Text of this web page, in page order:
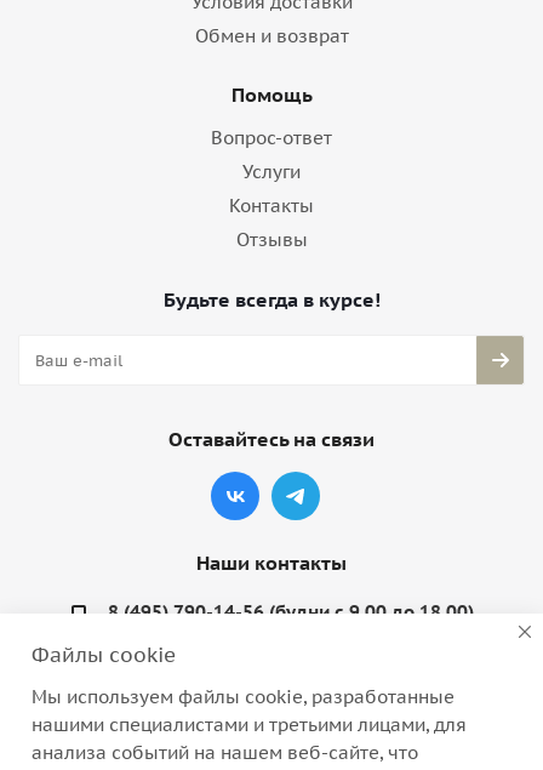
Обмен и возврат
Помощь
Вопрос-ответ
Услуги
Контакты
Отзывы
Будьте всегда в курсе!
Оставайтесь на связи
Наши контакты
8 (495) 790-14-56 (будни с 9.00 до 18.00)
Варшавское шоссе, д. 132, стр. 9
Файлы cookie
Мы используем файлы cookie, разработанные
нашими специалистами и третьими лицами, для
анализа событий на нашем веб-сайте, что